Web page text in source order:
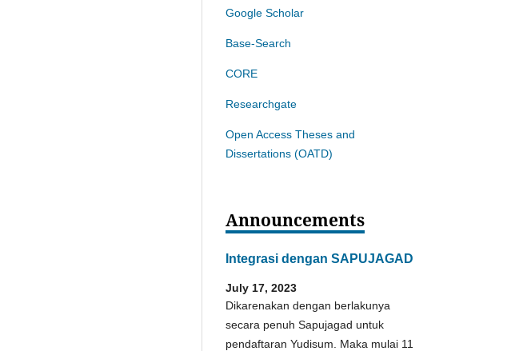
Google Scholar
Base-Search
CORE
Researchgate
Open Access Theses and
Dissertations (OATD)
Announcements
Integrasi dengan SAPUJAGAD
July 17, 2023
Dikarenakan dengan berlakunya
secara penuh Sapujagad untuk
pendaftaran Yudisum. Maka mulai 11